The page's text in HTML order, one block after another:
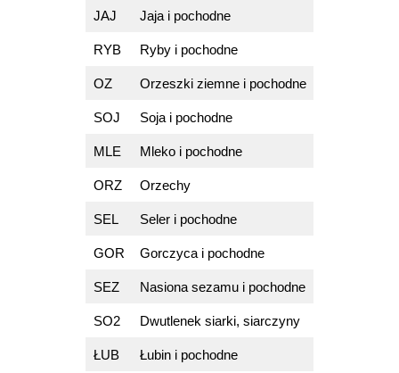
JAJ Jaja i pochodne
RYB Ryby i pochodne
OZ Orzeszki ziemne i pochodne
SOJ Soja i pochodne
MLE Mleko i pochodne
ORZ Orzechy
SEL Seler i pochodne
GOR Gorczyca i pochodne
SEZ Nasiona sezamu i pochodne
SO2 Dwutlenek siarki, siarczyny
ŁUB Łubin i pochodne